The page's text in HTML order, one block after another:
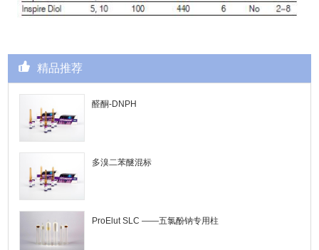
精品推荐
醛酮-DNPH
多溴二苯醚混标
ProElut SLC ——五氯酚钠专用柱